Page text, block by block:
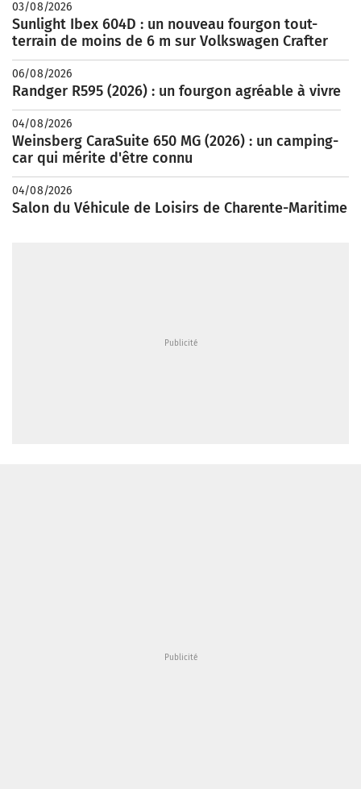
03/08/2026
Sunlight Ibex 604D : un nouveau fourgon tout-
terrain de moins de 6 m sur Volkswagen Crafter
06/08/2026
Randger R595 (2026) : un fourgon agréable à vivre
04/08/2026
Weinsberg CaraSuite 650 MG (2026) : un camping-
car qui mérite d'être connu
04/08/2026
Salon du Véhicule de Loisirs de Charente-Maritime